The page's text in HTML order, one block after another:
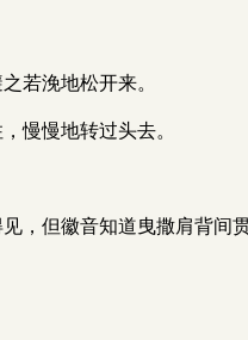
若浼地松开来。
慢慢地转过头去。
，但徽音知道曳撒肩背